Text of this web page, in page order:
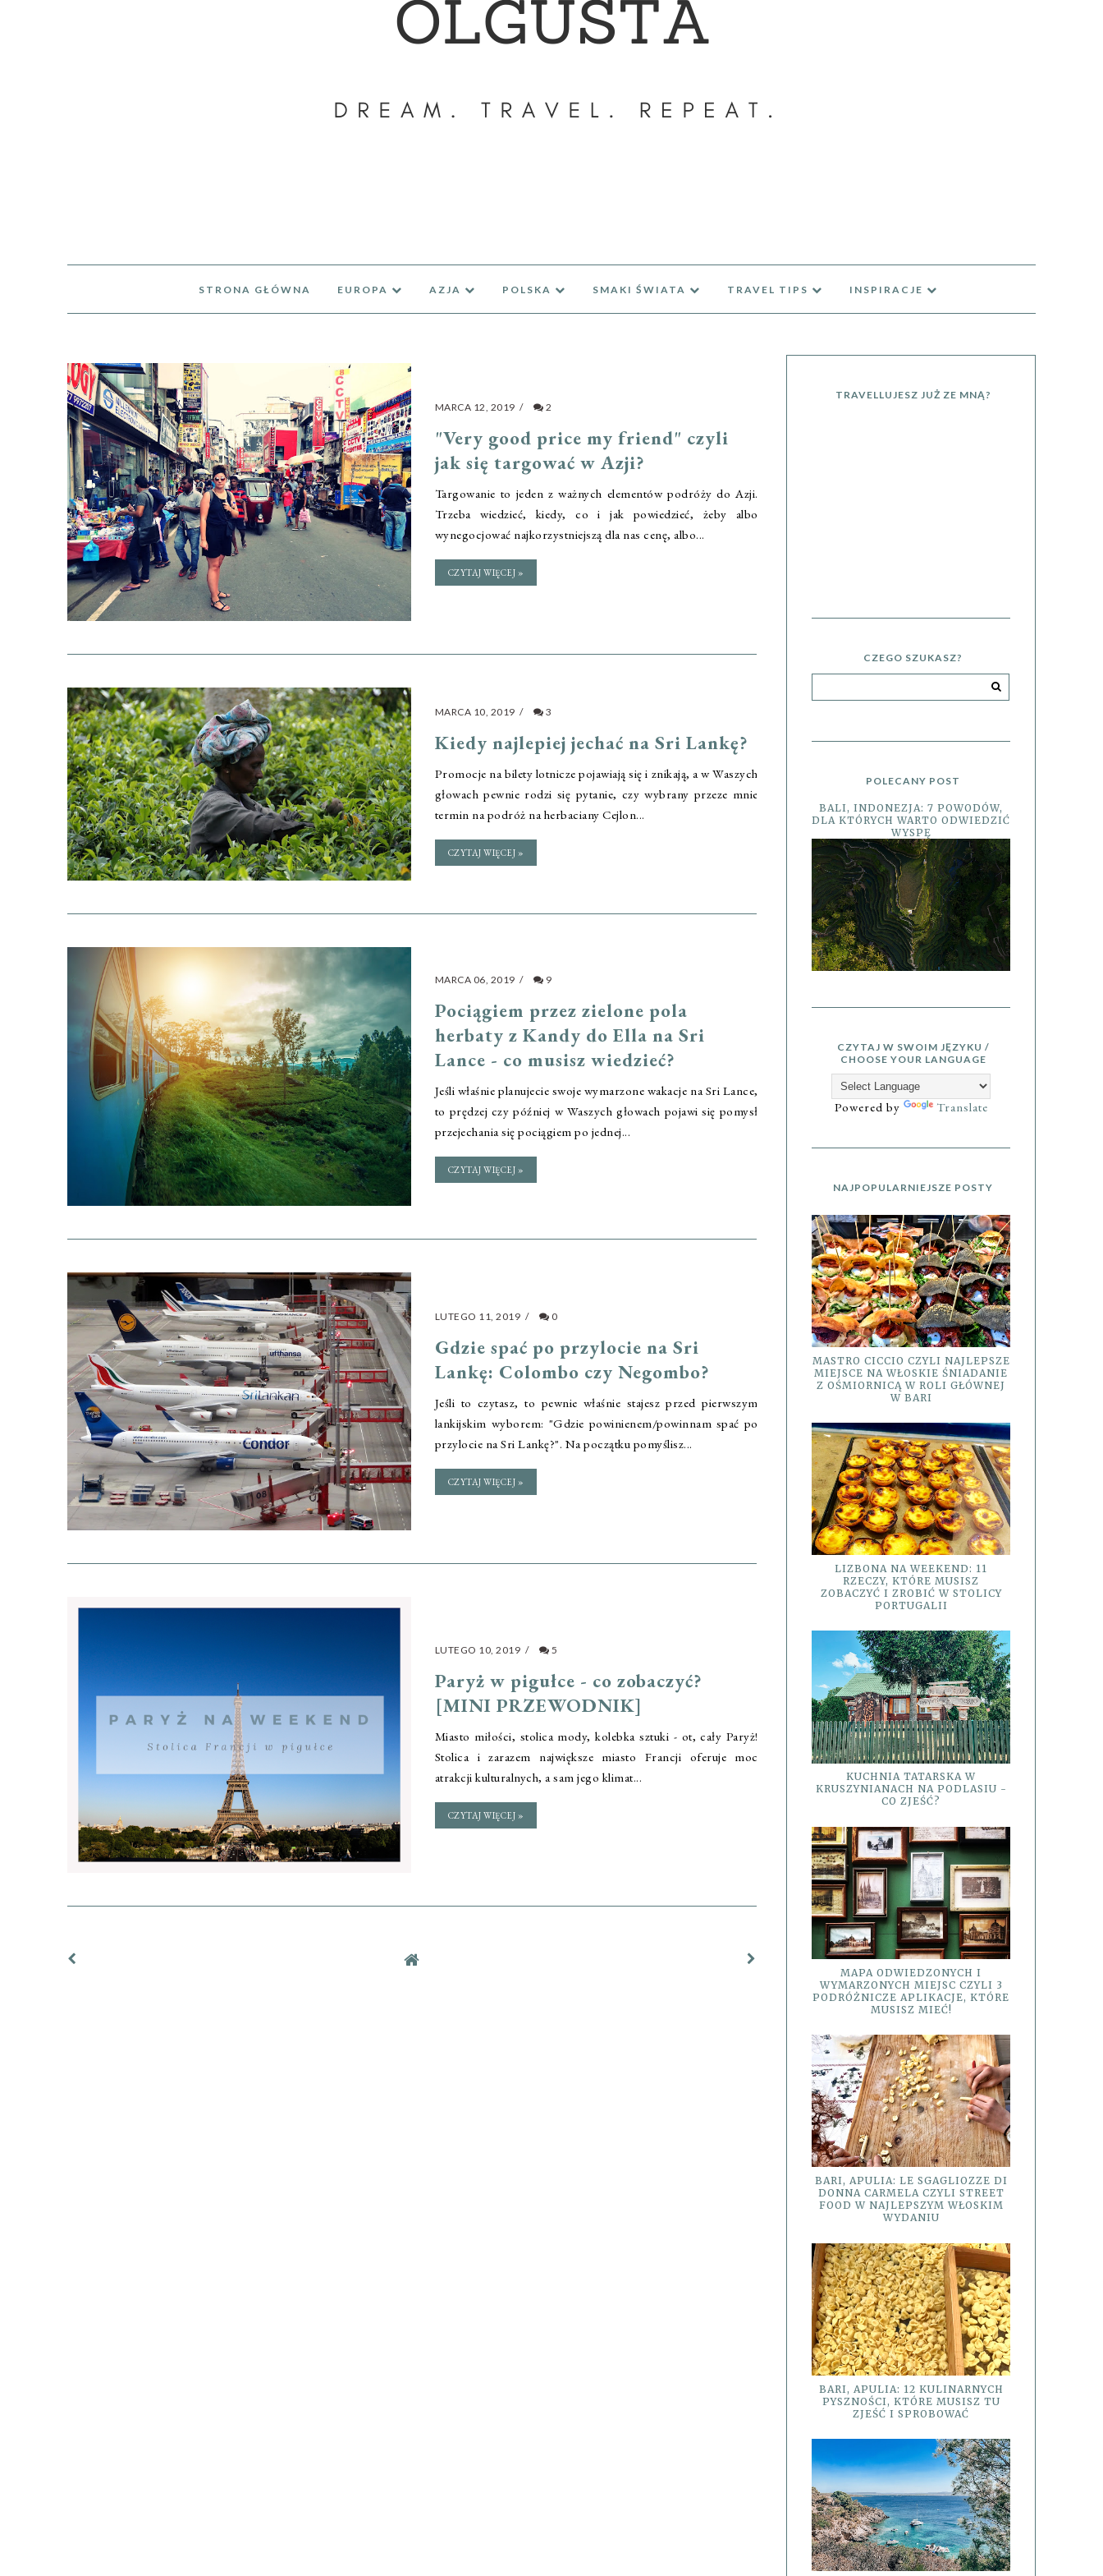
STRONA GŁÓWNA EUROPA AZJA POLSKA SMAKI ŚWIATA TRAVEL TIPS INSPIRACJE
MARCA 12, 2019 / 2
"Very good price my friend" czyli
jak się targować w Azji?
Targowanie to jeden z ważnych elementów podróży do Azji.
Trzeba wiedzieć, kiedy, co i jak powiedzieć, żeby albo
wynegocjować najkorzystniejszą dla nas cenę, albo...
CZYTAJ WIĘCEJ »
MARCA 10, 2019 / 3
Kiedy najlepiej jechać na Sri Lankę?
Promocje na bilety lotnicze pojawiają się i znikają, a w Waszych
głowach pewnie rodzi się pytanie, czy wybrany przeze mnie
termin na podróż na herbaciany Cejlon...
CZYTAJ WIĘCEJ »
MARCA 06, 2019 / 9
Pociągiem przez zielone pola
herbaty z Kandy do Ella na Sri
Lance - co musisz wiedzieć?
Jeśli właśnie planujecie swoje wymarzone wakacje na Sri Lance,
to prędzej czy później w Waszych głowach pojawi się pomysł
przejechania się pociągiem po jednej...
CZYTAJ WIĘCEJ »
LUTEGO 11, 2019 / 0
Gdzie spać po przylocie na Sri
Lankę: Colombo czy Negombo?
Jeśli to czytasz, to pewnie właśnie stajesz przed pierwszym
lankijskim wyborem: "Gdzie powinienem/powinnam spać po
przylocie na Sri Lankę?". Na początku pomyślisz...
CZYTAJ WIĘCEJ »
LUTEGO 10, 2019 / 5
Paryż w pigułce - co zobaczyć?
[MINI PRZEWODNIK]
Miasto miłości, stolica mody, kolebka sztuki - ot, cały Paryż!
Stolica i zarazem największe miasto Francji oferuje moc
atrakcji kulturalnych, a sam jego klimat...
CZYTAJ WIĘCEJ »
TRAVELLUJESZ JUŻ ZE MNĄ?
CZEGO SZUKASZ?
POLECANY POST
BALI, INDONEZJA: 7 POWODÓW,
DLA KTÓRYCH WARTO ODWIEDZIĆ
WYSPĘ
CZYTAJ W SWOIM JĘZYKU /
CHOOSE YOUR LANGUAGE
Powered by Translate
NAJPOPULARNIEJSZE POSTY
MASTRO CICCIO CZYLI NAJLEPSZE
MIEJSCE NA WŁOSKIE ŚNIADANIE
Z OŚMIORNICĄ W ROLI GŁÓWNEJ
W BARI
LIZBONA NA WEEKEND: 11
RZECZY, KTÓRE MUSISZ
ZOBACZYĆ I ZROBIĆ W STOLICY
PORTUGALII
KUCHNIA TATARSKA W
KRUSZYNIANACH NA PODLASIU -
CO ZJEŚĆ?
MAPA ODWIEDZONYCH I
WYMARZONYCH MIEJSC CZYLI 3
PODRÓŻNICZE APLIKACJE, KTÓRE
MUSISZ MIEĆ!
BARI, APULIA: LE SGAGLIOZZE DI
DONNA CARMELA CZYLI STREET
FOOD W NAJLEPSZYM WŁOSKIM
WYDANIU
BARI, APULIA: 12 KULINARNYCH
PYSZNOŚCI, KTÓRE MUSISZ TU
ZJEŚĆ I SPROBOWAĆ